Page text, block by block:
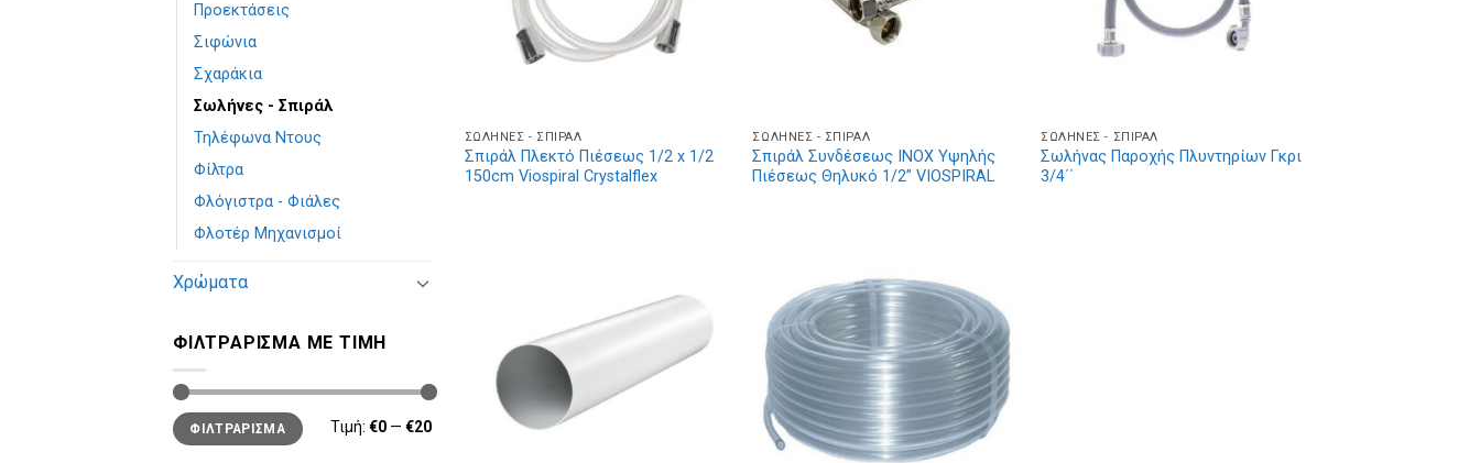
Προεκτάσεις
Σιφώνια
Σχαράκια
Σωλήνες - Σπιράλ
Τηλέφωνα Ντους
Φίλτρα
Φλόγιστρα - Φιάλες
Φλοτέρ Μηχανισμοί
Χρώματα
ΦΙΛΤΡΆΡΙΣΜΑ ΜΕ ΤΙΜΉ
ΦΙΛΤΡΆΡΙΣΜΑ Τιμή: €0 — €20
ΣΩΛΉΝΕΣ - ΣΠΙΡΆΛ
Σπιράλ Πλεκτό Πιέσεως 1/2 x 1/2
150cm Viospiral Crystalflex
ΣΩΛΉΝΕΣ - ΣΠΙΡΆΛ
Σπιράλ Συνδέσεως INOX Υψηλής
Πιέσεως Θηλυκό 1/2” VIOSPIRAL
ΣΩΛΉΝΕΣ - ΣΠΙΡΆΛ
Σωλήνας Παροχής Πλυντηρίων Γκρι
3/4΄΄